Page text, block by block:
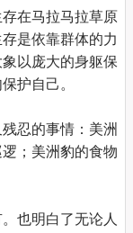
在马拉马拉草原
是依靠群体的力
以庞大的身躯保
护自己。
忍的事情：美洲
；美洲豹的食物
也明白了无论人